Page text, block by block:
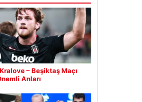
– Beşiktaş Maçı
Anları